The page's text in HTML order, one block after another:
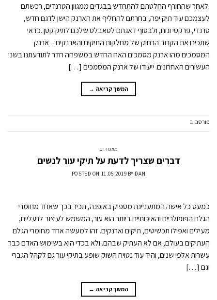
.לאחר שהחורף החלטתם להתחדש בבגדים ממגוון הטרנדים, רכשתם
לעצמכם עוד תיק יפה, בחרתם להחליף את הארנק הישן לדגם חדש,
טרנדי, פרקטי ונוח, ולבסוף דאגתם לטאבלט שלכם לתיק קטן .כדאי
שתכירו את הקרוב הרחוק של מחלקות התיקים והארנקים – ארנק
המסמכים מהו ארנק מסמכים האח החדש במשפחה חדר לתודעתנו בשני
העשורים האחרונים. ייעודו של ארנק המסמכים […]
המשך קריאה →
פורסם ב
מאמרים
דברים שצריך לדעת על תיקי עור לנשים
POSTED ON 11.05.2019 BY DAN
כמעט כל אישה המתעניינת מספיק באופנה, תכיר בכך שאחד מחומרי
הגלם הפופולריים והאיכותיים ביותר הוא עור, המשמש לעיצוב לנעליים,
מעילים ואפילו תכשיטים, תיקים וארנקים. זהו למעשה אחד מחומרי הגלם
העתיקים בעולם, אם לא העתיק שבהם. ולא בכדי הוא בשימוש האדם כבר
עשרות אלפי שנים, והיד עוד נטויה השוק שופע בתיקי עור גם לקהל הגברי
וגם […]
המשך קריאה →